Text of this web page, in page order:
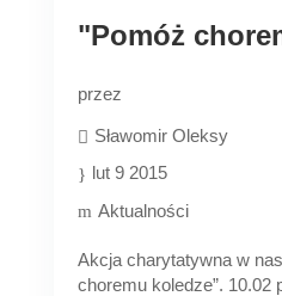
"Pomóż
przez
Sławomir Oleksy
lut 9 2015
Aktualności
Akcja charytatywna w
choremu koledze”. 10.02